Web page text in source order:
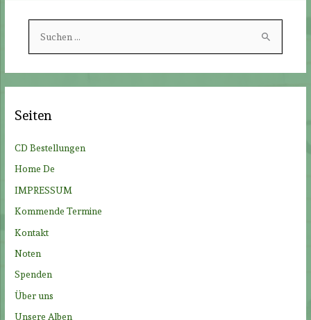
h
n
h
:
Seiten
CD Bestellungen
Home De
IMPRESSUM
Kommende Termine
Kontakt
Noten
Spenden
Über uns
Unsere Alben